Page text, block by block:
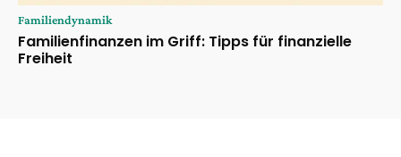
Familiendynamik
Familienfinanzen im Griff: Tipps für finanzielle
Freiheit